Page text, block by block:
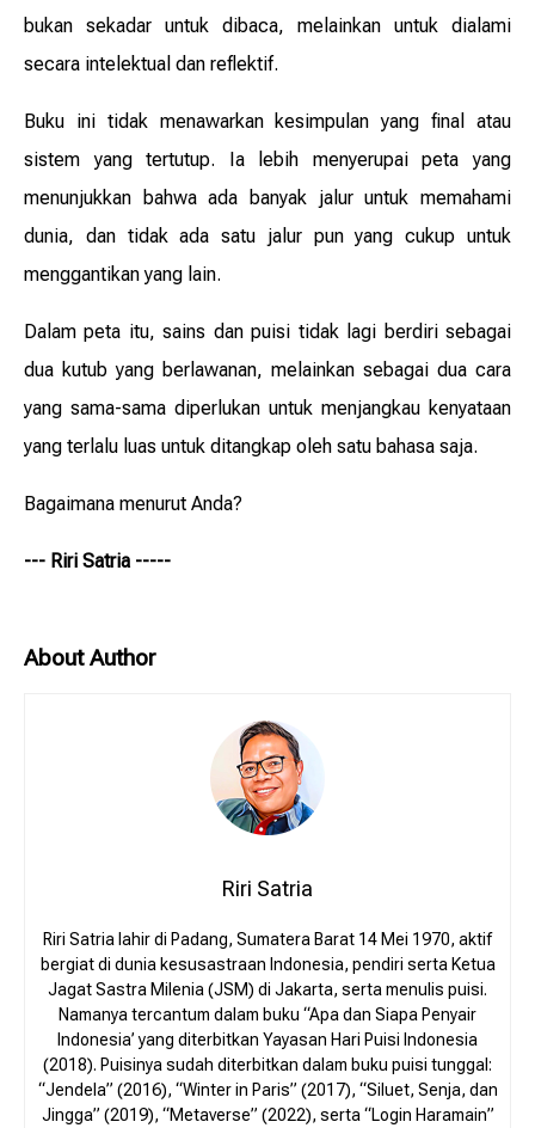
bukan sekadar untuk dibaca, melainkan untuk dialami
secara intelektual dan reflektif.
Buku ini tidak menawarkan kesimpulan yang final atau
sistem yang tertutup. Ia lebih menyerupai peta yang
menunjukkan bahwa ada banyak jalur untuk memahami
dunia, dan tidak ada satu jalur pun yang cukup untuk
menggantikan yang lain.
Dalam peta itu, sains dan puisi tidak lagi berdiri sebagai
dua kutub yang berlawanan, melainkan sebagai dua cara
yang sama-sama diperlukan untuk menjangkau kenyataan
yang terlalu luas untuk ditangkap oleh satu bahasa saja.
Bagaimana menurut Anda?
--- Riri Satria -----
About Author
Riri Satria
Riri Satria lahir di Padang, Sumatera Barat 14 Mei 1970, aktif
bergiat di dunia kesusastraan Indonesia, pendiri serta Ketua
Jagat Sastra Milenia (JSM) di Jakarta, serta menulis puisi.
Namanya tercantum dalam buku “Apa dan Siapa Penyair
Indonesia’ yang diterbitkan Yayasan Hari Puisi Indonesia
(2018). Puisinya sudah diterbitkan dalam buku puisi tunggal:
“Jendela” (2016), “Winter in Paris” (2017), “Siluet, Senja, dan
Jingga” (2019), “Metaverse” (2022), serta “Login Haramain”